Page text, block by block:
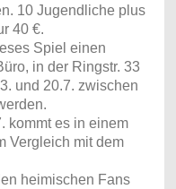
10 Jugendliche plus
40 €.
Spiel einen
in der Ringstr. 33
und 20.7. zwischen
kommt es in einem
Vergleich mit dem
heimischen Fans